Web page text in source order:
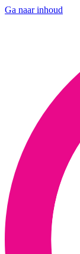
Ga naar inhoud